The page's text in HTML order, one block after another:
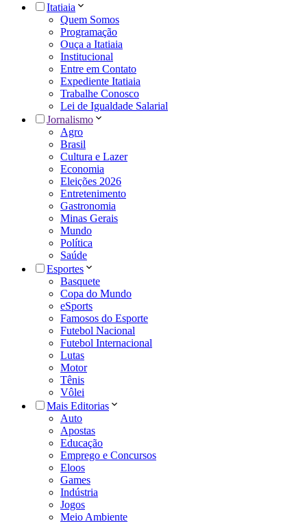
Itatiaia
Quem Somos
Programação
Ouça a Itatiaia
Institucional
Entre em Contato
Expediente Itatiaia
Trabalhe Conosco
Lei de Igualdade Salarial
Jornalismo
Agro
Brasil
Cultura e Lazer
Economia
Eleições 2026
Entretenimento
Gastronomia
Minas Gerais
Mundo
Política
Saúde
Esportes
Basquete
Copa do Mundo
eSports
Famosos do Esporte
Futebol Nacional
Futebol Internacional
Lutas
Motor
Tênis
Vôlei
Mais Editorias
Auto
Apostas
Educação
Emprego e Concursos
Eloos
Games
Indústria
Jogos
Meio Ambiente